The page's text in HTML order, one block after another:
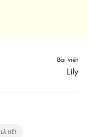
Bài viết
Lily
HẾT